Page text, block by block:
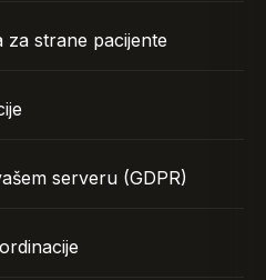
za strane pacijente
serveru (GDPR)